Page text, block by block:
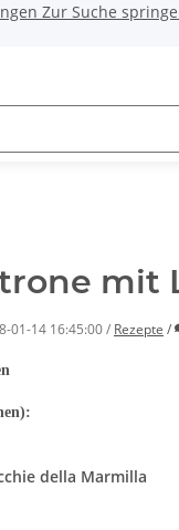
Zur Suche
mit
01-14 16:45:00/ Rezepte /
della Marmilla